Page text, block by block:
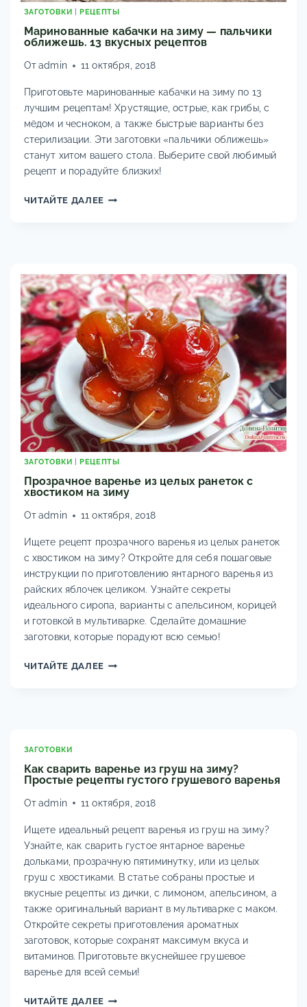
ЗАГОТОВКИ |РЕЦЕПТЫ
Маринованные кабачки на зиму — пальчики
оближешь. 13 вкусных рецептов
Отadmin 11 октября, 2018
Приготовьте маринованные кабачки на зиму по 13
лучшим рецептам! Хрустящие, острые, как грибы, с
мёдом и чесноком, а также быстрые варианты без
стерилизации. Эти заготовки «пальчики оближешь»
станут хитом вашего стола. Выберите свой любимый
рецепт и порадуйте близких!
ЧИТАЙТЕ ДАЛЕЕМАРИНОВАННЫЕ
ОБЛИЖЕШЬ.
13
ВКУСНЫХ
РЕЦЕПТОВ
ЗАГОТОВКИ |РЕЦЕПТЫ
Прозрачное варенье из целых ранеток с
хвостиком на зиму
Отadmin 11 октября, 2018
Ищете рецепт прозрачного варенья из целых ранеток
с хвостиком на зиму? Откройте для себя пошаговые
инструкции по приготовлению янтарного варенья из
райских яблочек целиком. Узнайте секреты
идеального сиропа, варианты с апельсином, корицей
и готовкой в мультиварке. Сделайте домашние
заготовки, которые порадуют всю семью!
ЧИТАЙТЕ ДАЛЕЕПРОЗРАЧНОЕ
ЗИМУ
ЗАГОТОВКИ
Как сварить варенье из груш на зиму?
Простые рецепты густого грушевого варенья
Отadmin 11 октября, 2018
Ищете идеальный рецепт варенья из груш на зиму?
Узнайте, как сварить густое янтарное варенье
дольками, прозрачную пятиминутку, или из целых
груш с хвостиками. В статье собраны простые и
вкусные рецепты: из дички, с лимоном, апельсином, а
также оригинальный вариант в мультиварке с маком.
Откройте секреты приготовления ароматных
заготовок, которые сохранят максимум вкуса и
витаминов. Приготовьте вкуснейшее грушевое
варенье для всей семьи!
ЧИТАЙТЕ ДАЛЕЕКАК